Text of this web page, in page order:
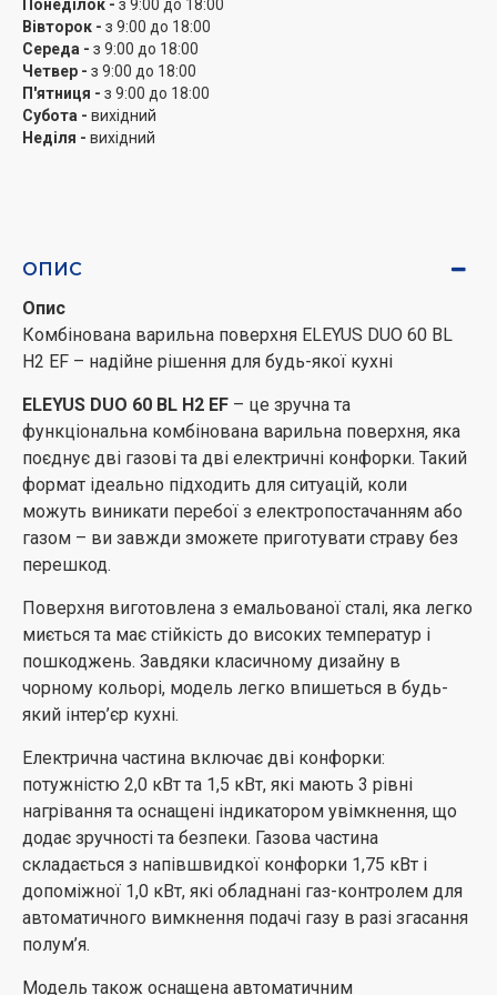
запуск полум’я без зайвих зусиль. У комплекті
постачаються жиклери для підключення до газової
магістралі або газового балона, що дозволяє
адаптувати прилад під ваші умови.
Довжина електричного шнура – 1 метр, а також у
ELEYUS DUO 60 BL H2 EF
універсальне рішення, яке забезпечить комфортне
приготування страв щодня, незалежно від обставин.
Понеділок - з 9:00 до 18:00
Вівторок - з 9:00 до 18:00
Середа - з 9:00 до 18:00
Четвер - з 9:00 до 18:00
П'ятниця - з 9:00 до 18:00
Субота - вихідний
Неділя - вихідний
ОПИС
Опис
Комбінована варильна поверхня ELEYUS DUO 60 BL
H2 EF – надійне рішення для будь-якої кухні
ELEYUS DUO 60 BL H2 EF – це зручна та
функціональна комбінована варильна поверхня, яка
поєднує дві газові та дві електричні конфорки. Такий
формат ідеально підходить для ситуацій, коли
можуть виникати перебої з електропостачанням або
газом – ви завжди зможете приготувати страву без
перешкод.
Поверхня виготовлена з емальованої сталі, яка легко
миється та має стійкість до високих температур і
пошкоджень. Завдяки класичному дизайну в
чорному кольорі, модель легко впишеться в будь-
який інтер’єр кухні.
Електрична частина включає дві конфорки:
потужністю 2,0 кВт та 1,5 кВт, які мають 3 рівні
нагрівання та оснащені індикатором увімкнення, що
додає зручності та безпеки. Газова частина
складається з напівшвидкої конфорки 1,75 кВт і
допоміжної 1,0 кВт, які обладнані газ-контролем для
автоматичного вимкнення подачі газу в разі згасання
полум’я.
Модель також оснащена автоматичним